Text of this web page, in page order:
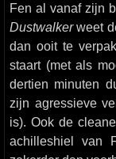
Fen al vanaf zijn
Dustwalkerweet
dan ooit te
staart (met als
dertien minuten
zijn agressieve
is). Ook de
achilleshiel van